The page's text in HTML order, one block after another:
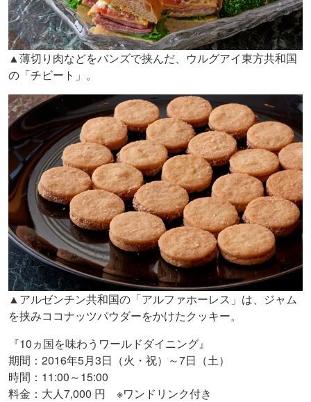
▲薄切り肉などをバンズで挟んだ、ウルグアイ東方共和国
の「チビート」。
▲アルゼンチン共和国の「アルファホーレス」は、ジャム
を挟みココナッツパウダーをかけたクッキー。
『10ヵ国を味わうワールドダイニング』
期間：2016年5月3日（火・祝）～7日（土）
時間：11:00～15:00
料金：大人7,000 円 ※ワンドリンク付き